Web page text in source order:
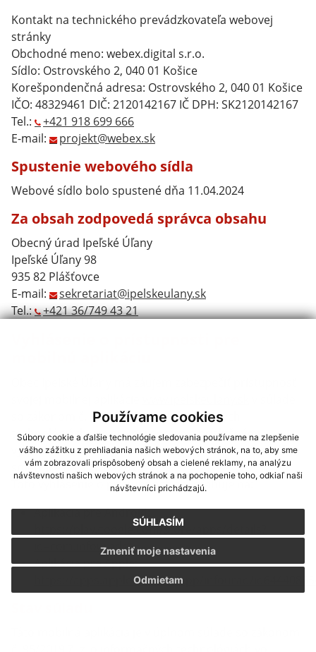
Používame cookies
Súbory cookie a ďalšie technológie sledovania používame na zlepšenie
vášho zážitku z prehliadania našich webových stránok, na to, aby sme
vám zobrazovali prispôsobený obsah a cielené reklamy, na analýzu
návštevnosti našich webových stránok a na pochopenie toho, odkiaľ naši
návštevníci prichádzajú.
SÚHLASÍM
Odmietam
Zmeniť moje nastavenia
Kontakt na technického prevádzkovateľa webovej
stránky
Obchodné meno: webex.digital s.r.o.
Sídlo: Ostrovského 2, 040 01 Košice
Korešpondenčná adresa: Ostrovského 2, 040 01 Košice
IČO: 48329461 DIČ: 2120142167 IČ DPH: SK2120142167
Tel.:
+421 918 699 666
E-mail:
projekt@webex.sk
Spustenie webového sídla
Webové sídlo bolo spustené dňa 11.04.2024
Za obsah zodpovedá správca obsahu
Obecný úrad Ipeľské Úľany
Ipeľské Úľany 98
935 82 Plášťovce
E-mail:
sekretariat@ipelskeulany.sk
Tel.: +421 36/749 43 21
so zákonom č. 95/2019 Z. z. o informačných
technológiách vo verejnej správe a príslušnými
vykonávacími predpismi v rozsahu podmienok podľa
smernice (EÚ) 2016/2012.
Toto vyhlásenie o prístupnosti sa vzťahuje na:
Aplikácia pre Android:
https://play.google.com/store/apps/details?
id=com.infourad
Aplikácia pre Apple:
https://apps.apple.com/us/app/infourad/